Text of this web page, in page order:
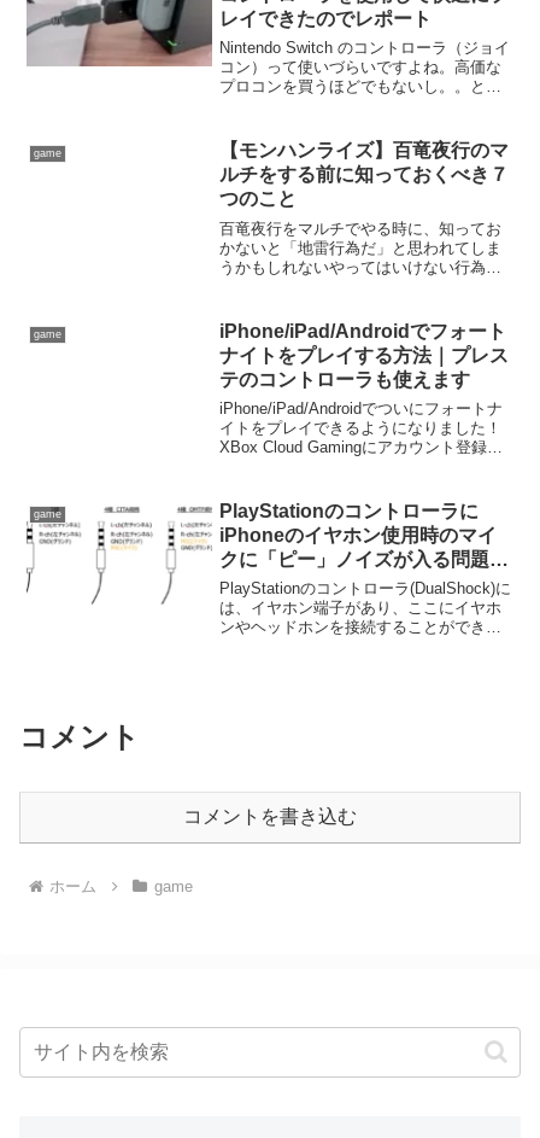
レイできたのでレポート
Nintendo Switch のコントローラ（ジョイ
コン）って使いづらいですよね。高価な
プロコンを買うほどでもないし。。とい
についてレポートする。わずか2500円程
度のUSBアダプタを買うだけで、
PS4/PS3のコントローラをNintendo
Switchで使えるようになった！
game
【モンハンライズ】百竜夜行のマ
ルチをする前に知っておくべき７
つのこと
百竜夜行をマルチでやる時に、知ってお
かないと「地雷行為だ」と思われてしま
うかもしれないやってはいけない行為が
個」しかなく、簡単なのでサクッと読ん
で把握してから百竜夜行に臨みましょ
う！
game
iPhone/iPad/Androidでフォート
ナイトをプレイする方法｜プレス
テのコントローラも使えます
iPhone/iPad/Androidでついにフォートナ
イトをプレイできるようになりました！
XBox Cloud Gamingにアカウント登録す
ホに接続して、コントローラでプレイで
きます！その方法を紹介します
game
PlayStationのコントローラに
iPhoneのイヤホン使用時のマイ
クに「ピー」ノイズが入る問題の
対策
PlayStationのコントローラ(DualShock)に
は、イヤホン端子があり、ここにイヤホ
ンやヘッドホンを接続することができ
コメント
コメントを書き込む
ホーム game